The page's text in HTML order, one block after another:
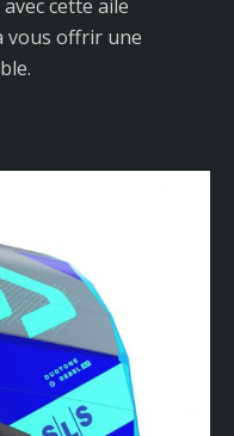
cette aile
vous offrir une